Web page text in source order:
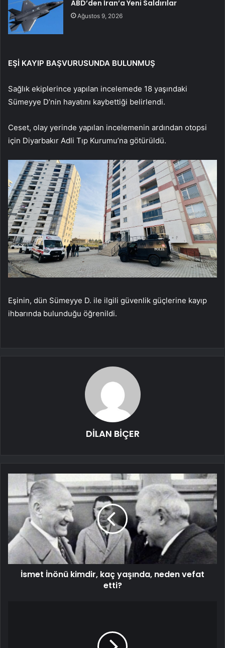
ABD’den İran’a Yeni Saldırılar
Ağustos 9, 2026
EŞİ KAYIP BAŞVURUSUNDA BULUNMUŞ
Sağlık ekiplerince yapılan incelemede 18 yaşındaki
Sümeyye D’nin hayatını kaybettiği belirlendi.
Ceset, olay yerinde yapılan incelemenin ardından otopsi
için Diyarbakır Adli Tıp Kurumu’na götürüldü.
Eşinin, dün Sümeyye D. ile ilgili güvenlik güçlerine kayıp
ihbarında bulunduğu öğrenildi.
DİLAN BİÇER
İsmet İnönü kimdir, kaç yaşında, neden vefat
etti?